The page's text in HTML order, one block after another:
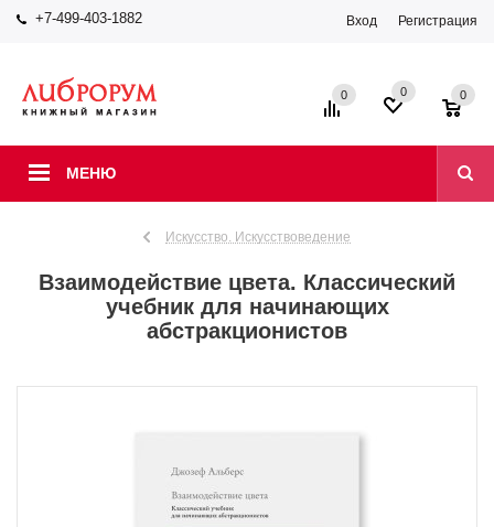
+7-499-403-1882 Вход Регистрация
МЕНЮ
0 0 0
Искусство. Искусствоведение
Взаимодействие цвета. Классический
учебник для начинающих
абстракционистов